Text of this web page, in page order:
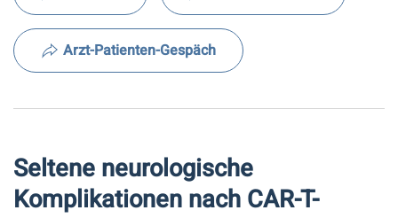
Arzt-Patienten-Gespäch
Seltene neurologische
Komplikationen nach CAR-T-